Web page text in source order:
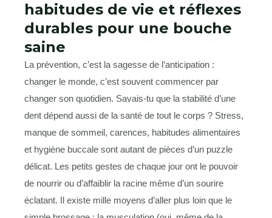
habitudes de vie et réflexes
durables pour une bouche
saine
La prévention, c’est la sagesse de l’anticipation :
changer le monde, c’est souvent commencer par
changer son quotidien. Savais-tu que la stabilité d’une
dent dépend aussi de la santé de tout le corps ? Stress,
manque de sommeil, carences, habitudes alimentaires
et hygiène buccale sont autant de pièces d’un puzzle
délicat. Les petits gestes de chaque jour ont le pouvoir
de nourrir ou d’affaiblir la racine même d’un sourire
éclatant. Il existe mille moyens d’aller plus loin que le